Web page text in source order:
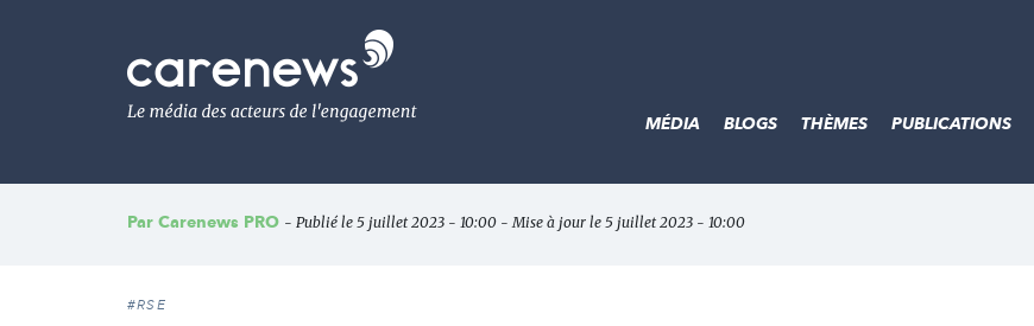
Le
média
de
l'engagement
MÉDIA BLOGS THÈMES PUBLICATIONS
Par Carenews PRO - Publié le 5 juillet 2023 - 10:00 - Mise à jour le 5 juillet 2023 - 10:00
#RSE